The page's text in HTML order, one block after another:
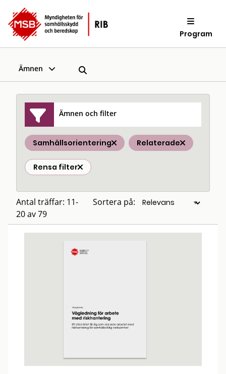
Program
Ämnen
Ämnen och filter
Samhällsorientering Relaterade
Rensa filter
Antal träffar: 11-
20 av 79
Sortera på: